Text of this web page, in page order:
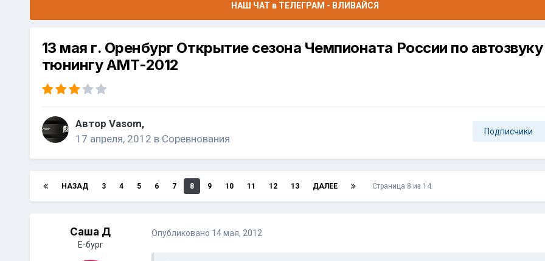
НАШ ЧАТ в ТЕЛЕГРАМ - ВЛИВАЙСЯ
13 мая г. Оренбург Открытие сезона Чемпионата России по автозвуку
тюнингу АМТ-2012
Автор Vasom,
17 апреля, 2012 в Соревнования
Подписчики
НАЗАД 3 4 5 6 7 8 9 10 11 12 13 ДАЛЕЕ Страница 8 из 14
Саша Д
Е-бург
Опубликовано 14 мая, 2012